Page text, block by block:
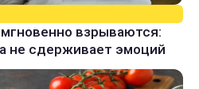
взрываются:
не сдерживает эмоций